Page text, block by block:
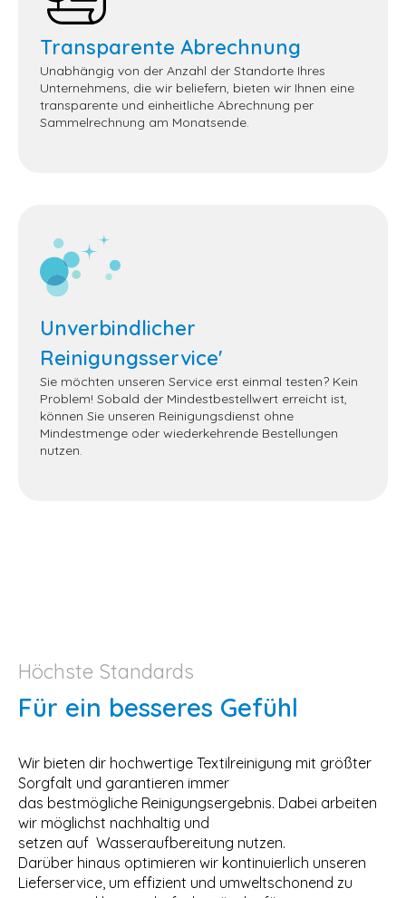
Transparente Abrechnung
Unabhängig von der Anzahl der Standorte Ihres
Unternehmens, die wir beliefern, bieten wir Ihnen eine
transparente und einheitliche Abrechnung per
Sammelrechnung am Monatsende.
Unverbindlicher
Reinigungsservice'
Sie möchten unseren Service erst einmal testen? Kein
Problem! Sobald der Mindestbestellwert erreicht ist,
können Sie unseren Reinigungsdienst ohne
Mindestmenge oder wiederkehrende Bestellungen
nutzen.
Höchste Standards
Für ein besseres Gefühl
Wir bieten dir hochwertige Textilreinigung mit größter
Sorgfalt und garantieren immer
das bestmögliche Reinigungsergebnis. Dabei arbeiten
wir möglichst nachhaltig und
setzen auf Wasseraufbereitung nutzen.
Darüber hinaus optimieren wir kontinuierlich unseren
Lieferservice, um effizient und umweltschonend zu